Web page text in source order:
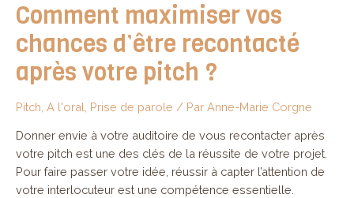
Comment maximiser vos
chances d’être recontacté
après votre pitch ?
Pitch A l'oral Prise de parole / Par Anne-Marie Corgne
Donner envie à votre auditoire de vous recontacter après
votre pitch est une des clés de la réussite de votre projet.
Pour faire passer votre idée, réussir à capter l’attention de
votre interlocuteur est une compétence essentielle.